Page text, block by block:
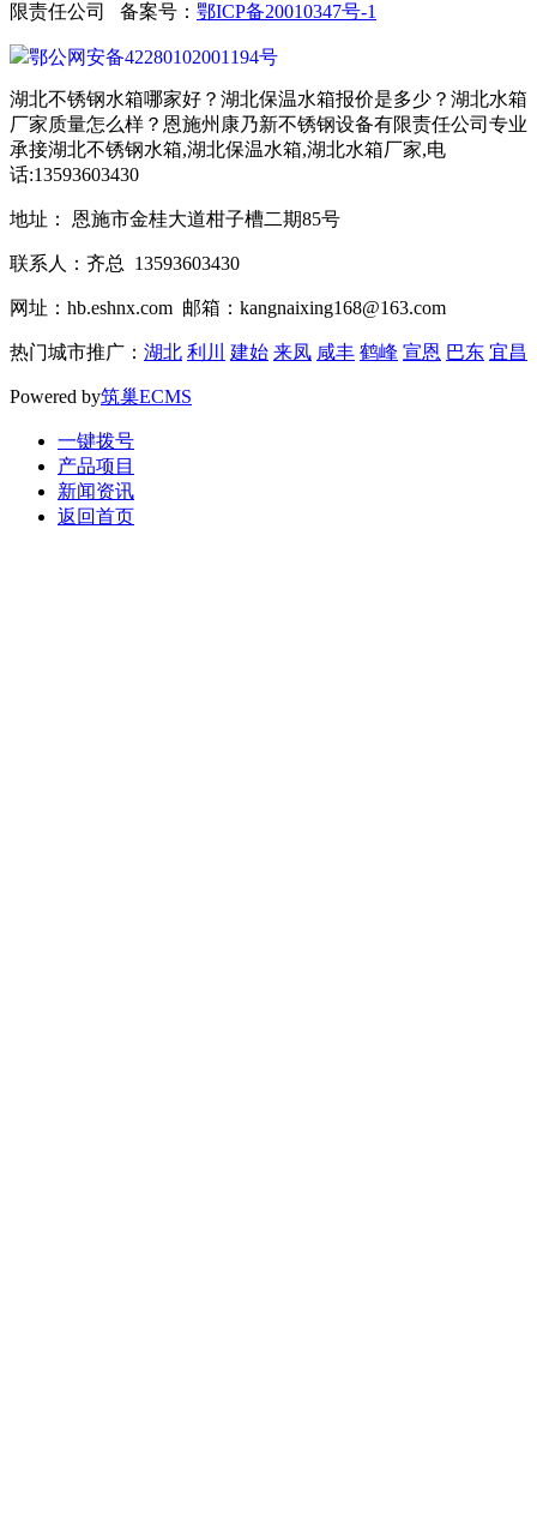
限责任公司 备案号： 鄂ICP备20010347号-1
鄂公网安备42280102001194号
湖北不锈钢水箱哪家好？湖北保温水箱报价是多少？湖北水箱
厂家质量怎么样？恩施州康乃新不锈钢设备有限责任公司专业
承接湖北不锈钢水箱,湖北保温水箱,湖北水箱厂家,电
话:13593603430
地址： 恩施市金桂大道柑子槽二期85号
联系人：齐总 13593603430
网址：hb.eshnx.com 邮箱：kangnaixing168@163.com
热门城市推广： 湖北 利川 建始 来凤 咸丰 鹤峰 宣恩 巴东 宜昌
Powered by筑巢ECMS
一键拨号
产品项目
新闻资讯
返回首页